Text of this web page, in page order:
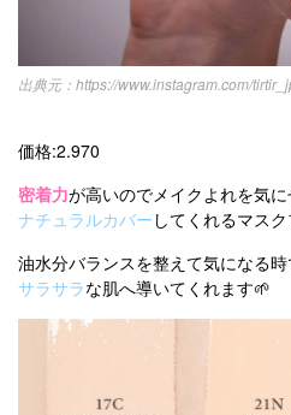
https://www.instagram.com/
価格:2.970
密着力が高いのでメイクよれを気
ナチュラルカバー してくれるマス
油水分バランスを整えて気になる時
サラサラな肌へ導いてくれます🌱